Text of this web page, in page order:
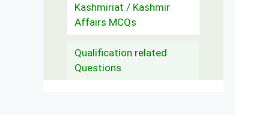
Kashmiriat / Kashmir
Affairs MCQs
Qualification related
Questions